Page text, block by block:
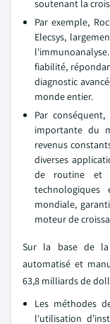
soutenant la
Par exemple,
Elecsys,
fiabilité,
diagnostic
monde entier.
Par
importante du
revenus
diverses
de routine et
mondiale,
moteur de
Sur la base de la
automatisé et
63,8 milliards de
Les méthodes
l'utilisation